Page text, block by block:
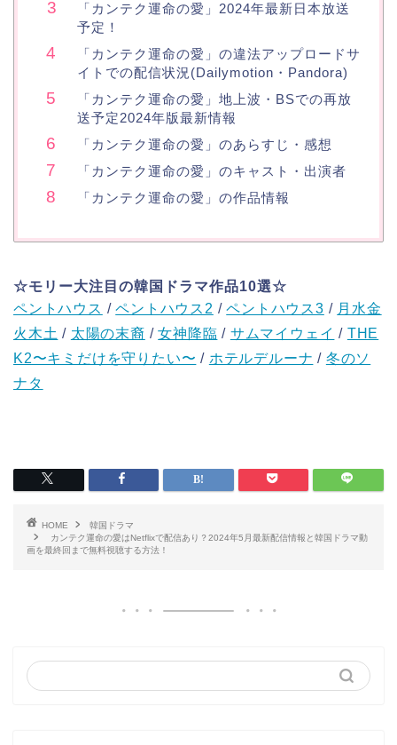
「カンテク運命の愛」2024年最新日本放送
予定！
「カンテク運命の愛」の違法アップロードサ
イトでの配信状況(Dailymotion・Pandora)
「カンテク運命の愛」地上波・BSでの再放
送予定2024年版最新情報
「カンテク運命の愛」のあらすじ・感想
「カンテク運命の愛」のキャスト・出演者
「カンテク運命の愛」の作品情報
☆モリー大注目の韓国ドラマ作品10選☆
ペントハウス /ペントハウス2 /ペントハウス3 / 月水金
火木土 / 太陽の末裔 /女神降臨 / サムマイウェイ / THE
K2〜キミだけを守りたい〜 / ホテルデルーナ / 冬のソ
ナタ
HOME
韓国ドラマ
カンテク運命の愛はNetflixで配信あり？2024年5月最新配信情報と韓国ドラマ動
画を最終回まで無料視聴する方法！